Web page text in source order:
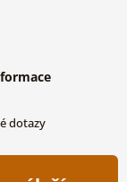
dotazy
spolupráce